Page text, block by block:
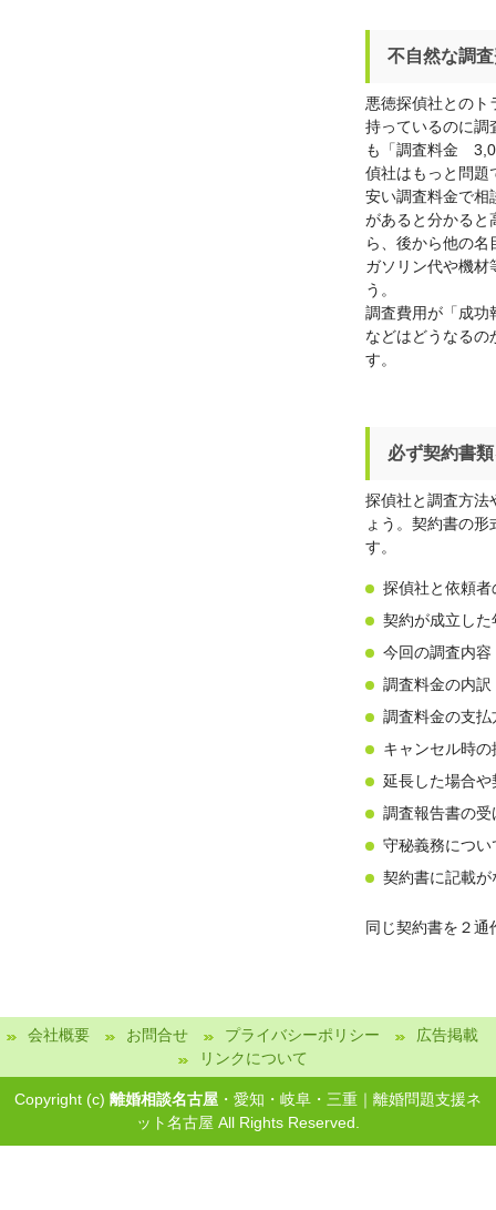
不自然な調
悪徳探偵社とのト
持っているのに調
も「調査料金
偵社はもっと問題
安い調査料金で相
があると分かると
ら、後から他の
ガソリン代や機材
う。
調査費用が「成功
などはどうなるの
す。
必ず契約書
探偵社と調査方法
ょう。契約書の
す。
探偵社と依頼
契約が成立した
今回の調査内容
調査料金の内訳
調査料金の支
キャンセル時
延長した場合
調査報告書の受
守秘義務につい
契約書に記載
同じ契約書を２通
会社概要 お問合せ プライバシーポリシー
広告掲載
リンクについて
Copyright (c) 離婚相談名古屋 ・愛知・岐阜・三重｜離婚問題支援ネ
ット名古屋 All Rights Reserved.